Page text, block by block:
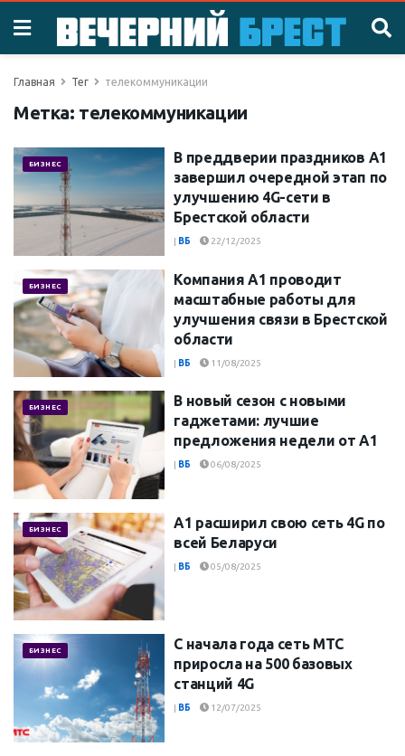
Главная Тег телекоммуникации
Метка: телекоммуникации
БИЗНЕС
В преддверии праздников А1
завершил очередной этап по
улучшению 4G-сети в
Брестской области
| ВБ 22/12/2025
БИЗНЕС
Компания А1 проводит
масштабные работы для
улучшения связи в Брестской
области
| ВБ 11/08/2025
БИЗНЕС
В новый сезон с новыми
гаджетами: лучшие
предложения недели от А1
| ВБ 06/08/2025
БИЗНЕС
А1 расширил свою сеть 4G по
всей Беларуси
| ВБ 05/08/2025
БИЗНЕС
С начала года сеть МТС
приросла на 500 базовых
станций 4G
| ВБ 12/07/2025